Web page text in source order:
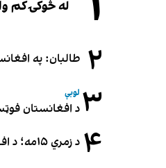
له څوکۍ کم
۲ طالبان: په
۳ لوبې
د افغانستان فوټسال
۴ د زمري ۱۵مه؛ د افغانستان د سقوط د پیل پنځه کاله او دوامدارې ننګونې